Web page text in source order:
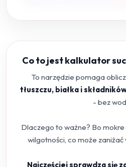
Co to jest kalkulator
To narzędzie pomaga
tłuszczu, białka i
- bez
Dlaczego to ważne? Bo
wilgotności, co może
Najczęściej sprawdza się